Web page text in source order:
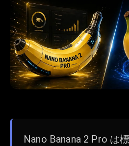
Nano Banana 2 Pro は